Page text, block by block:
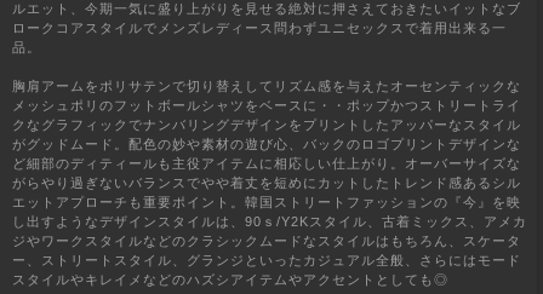
ルエット、今期一気に盛り上がりを見せる絶対に押さえておきたいイットなブ
ロークコアスタイルでメンズレディース問わずユニセックスで着用出来る一
品。
胸肩アームをポリサテンで切り替えしてリズム感を与えたオーセンティックな
メッシュポリのフットボールシャツをベースに・・ポップかつストリートライ
クなグラフィックでナンバリングデザインをプリントしたアッパーなスタイル
がグッドムード。配色の妙や素材の遊び心、バックのロゴプリントデザインな
ど細部のディティールも主役アイテムに相応しい仕上がり。オーバーサイズな
がらやり過ぎないバランスでやや着丈を短めにカットしたトレンド感あるシル
エットアプローチも重要ポイント。韓国ストリートファッションの『今』を映
し出すようなデザインスタイルは、90ｓ/Y2Kスタイル、古着ミックス、アメカ
ジやワークスタイルなどのクラシックムードなスタイルはもちろん、スケータ
ー、ストリートスタイル、グランジといったカジュアル全般、さらにはモード
スタイルやキレイメなどのハズシアイテムやアクセントとしても◎